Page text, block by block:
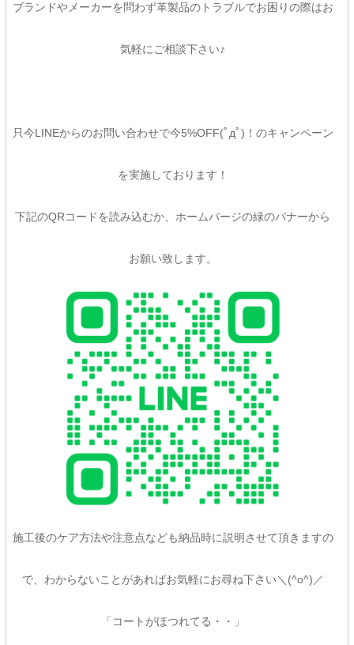
ブランドやメーカーを問わず革製品のトラブルでお困りの際はお
気軽にご相談下さい♪
只今LINEからのお問い合わせで今5%OFF(ﾟдﾟ)！のキャンペーン
を実施しております！
下記のQRコードを読み込むか、ホームパージの緑のバナーから
お願い致します。
施工後のケア方法や注意点なども納品時に説明させて頂きますの
で、わからないことがあればお気軽にお尋ね下さい＼(^o^)／
「コートがほつれてる・・」